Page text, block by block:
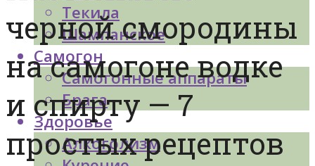
Текила
Шампанское
Самогон
Самогонные аппараты
Брага
Здоровье
Алкоголизм
черной смородины
на самогоне водке
и спирту — 7
простых рецептов